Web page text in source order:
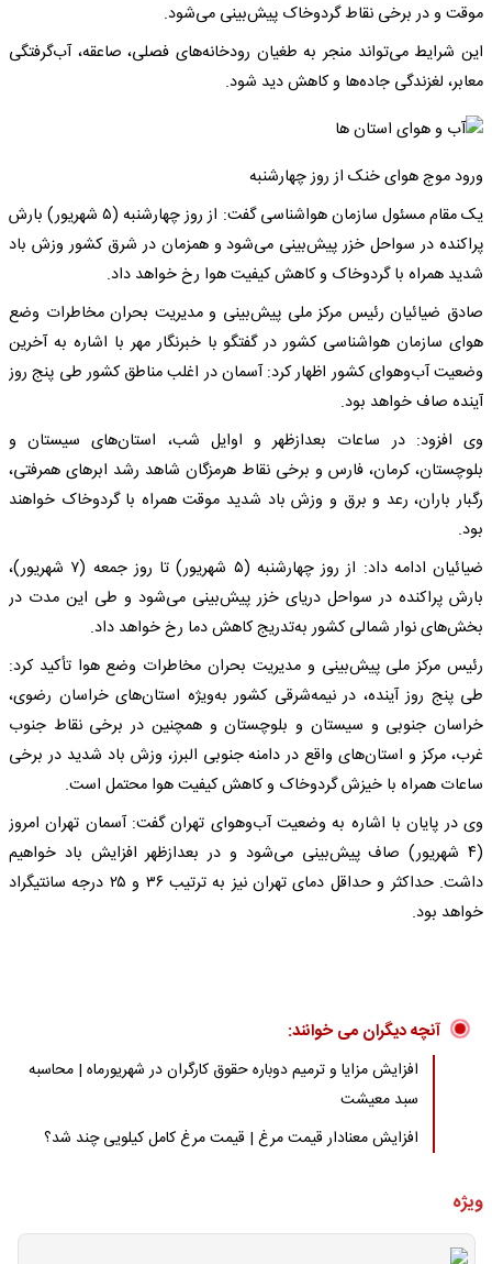
موقت و در برخی نقاط گردوخاک پیش‌بینی می‌شود.
این شرایط می‌تواند منجر به طغیان رودخانه‌های فصلی، صاعقه، آب‌گرفتگی
معابر، لغزندگی جاده‌ها و کاهش دید شود.
ورود موج هوای خنک از روز چهارشنبه
یک مقام مسئول سازمان هواشناسی گفت: از روز چهارشنبه (۵ شهریور) بارش
پراکنده در سواحل خزر پیش‌بینی می‌شود و همزمان در شرق کشور وزش باد
شدید همراه با گردوخاک و کاهش کیفیت هوا رخ خواهد داد.
صادق ضیائیان رئیس مرکز ملی پیش‌بینی و مدیریت بحران مخاطرات وضع
هوای سازمان هواشناسی کشور در گفتگو با خبرنگار مهر با اشاره به آخرین
وضعیت آب‌وهوای کشور اظهار کرد: آسمان در اغلب مناطق کشور طی پنج روز
آینده صاف خواهد بود.
وی افزود: در ساعات بعدازظهر و اوایل شب، استان‌های سیستان و
بلوچستان، کرمان، فارس و برخی نقاط هرمزگان شاهد رشد ابرهای همرفتی،
رگبار باران، رعد و برق و وزش باد شدید موقت همراه با گردوخاک خواهند
بود.
ضیائیان ادامه داد: از روز چهارشنبه (۵ شهریور) تا روز جمعه (۷ شهریور)،
بارش پراکنده در سواحل دریای خزر پیش‌بینی می‌شود و طی این مدت در
بخش‌های نوار شمالی کشور به‌تدریج کاهش دما رخ خواهد داد.
رئیس مرکز ملی پیش‌بینی و مدیریت بحران مخاطرات وضع هوا تأکید کرد:
طی پنج روز آینده، در نیمه‌شرقی کشور به‌ویژه استان‌های خراسان رضوی،
خراسان جنوبی و سیستان و بلوچستان و همچنین در برخی نقاط جنوب
غرب، مرکز و استان‌های واقع در دامنه جنوبی البرز، وزش باد شدید در برخی
ساعات همراه با خیزش گردوخاک و کاهش کیفیت هوا محتمل است.
وی در پایان با اشاره به وضعیت آب‌وهوای تهران گفت: آسمان تهران امروز
(۴ شهریور) صاف پیش‌بینی می‌شود و در بعدازظهر افزایش باد خواهیم
داشت. حداکثر و حداقل دمای تهران نیز به ترتیب ۳۶ و ۲۵ درجه سانتیگراد
خواهد بود.
آنچه دیگران می خوانند:
افزایش مزایا و ترمیم دوباره حقوق کارگران در شهریورماه | محاسبه
سبد معیشت
افزایش معنادار قیمت مرغ | قیمت مرغ کامل کیلویی چند شد؟
ویژه